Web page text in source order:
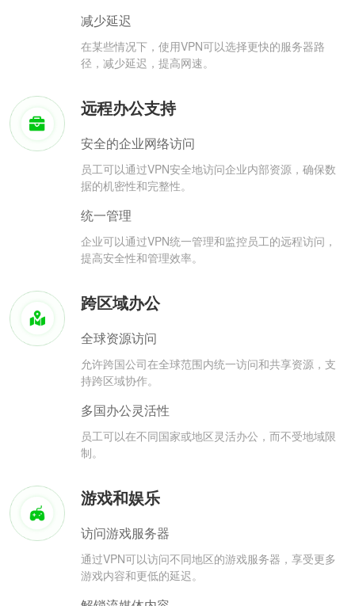
减少延迟
在某些情况下，使用VPN可以选择更快的服务器路
径，减少延迟，提高网速。
远程办公支持
安全的企业网络访问
员工可以通过VPN安全地访问企业内部资源，确保数
据的机密性和完整性。
统一管理
企业可以通过VPN统一管理和监控员工的远程访问，
提高安全性和管理效率。
跨区域办公
全球资源访问
允许跨国公司在全球范围内统一访问和共享资源，支
持跨区域协作。
多国办公灵活性
员工可以在不同国家或地区灵活办公，而不受地域限
制。
游戏和娱乐
访问游戏服务器
通过VPN可以访问不同地区的游戏服务器，享受更多
游戏内容和更低的延迟。